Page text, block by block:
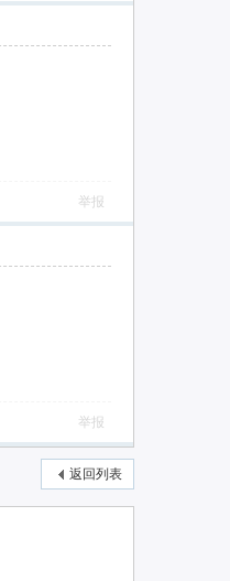
举报
举报
返回列表